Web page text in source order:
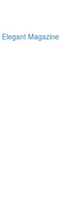
Elegant Magazine